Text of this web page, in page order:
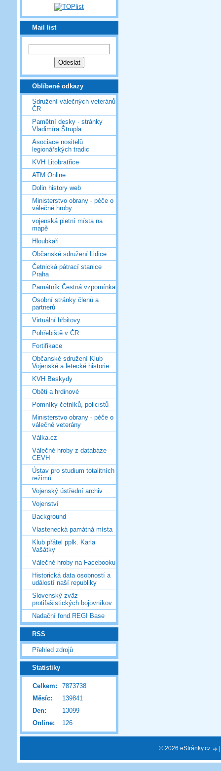
Mail list
Oblíbené odkazy
Sdružení válečných veteránů
ČR
Pamětní desky - stránky
Vladimíra Štrupla
Asociace nositelů
legionářských tradic
KVH Litobratřice
ATM Online
Dolin history web
Ministerstvo obrany - péče o
válečné hroby
vojenská pietní místa na
mapě
Hloubkaři
Občanské sdružení Lidice
Četnická pátrací stanice
Praha
Památník Čestná vzpomínka
Osobní stránky členů a
partnerů
Virtuální hřbitovy
Pohřebiště v ČR
Fortifikace
Občanské sdružení Klub
Vojenské a letecké historie
KVH Beskydy
Oběti a hrdinové
Pomníky četníků, policistů
Ministerstvo obrany - péče o
válečné veterány
Válka.cz
Válečné hroby z databáze
CEVH
Ústav pro studium totalitních
režimů
Vojenský ústřední archiv
Vojenství
Background
Vlastenecká památná místa
Klub přátel pplk. Karla
Vašátky
Válečné hroby na Facebooku
Historická data osobností a
událostí naší republiky
Slovenský zväz
protifašistických bojovníkov
Nadační fond REGI Base
RSS
Přehled zdrojů
Statistiky
Online: 126
Celkem:
7873738
Měsíc:
139841
Den:
13099
© 2026 eStránky.cz